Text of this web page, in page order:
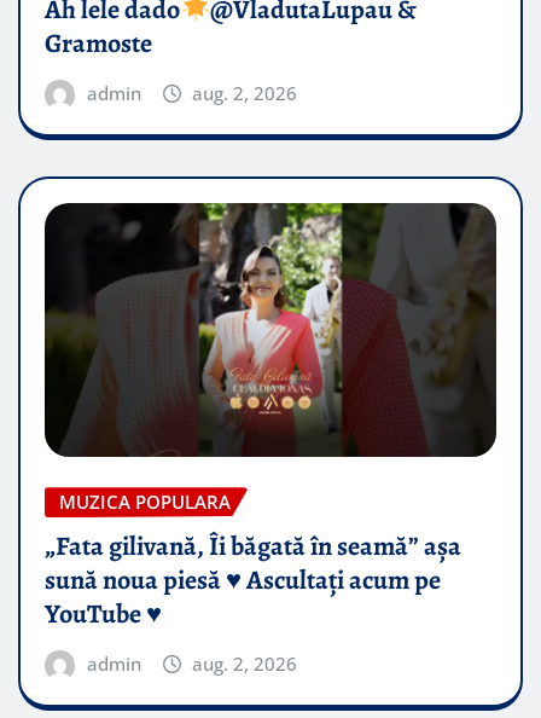
Ah lele dado​
@VladutaLupau &
Gramoste
admin aug. 2, 2026
MUZICA POPULARA
„Fata gilivană, Îi băgată în seamă” așa
sună noua piesă ♥️ Ascultați acum pe
YouTube ♥️
admin aug. 2, 2026